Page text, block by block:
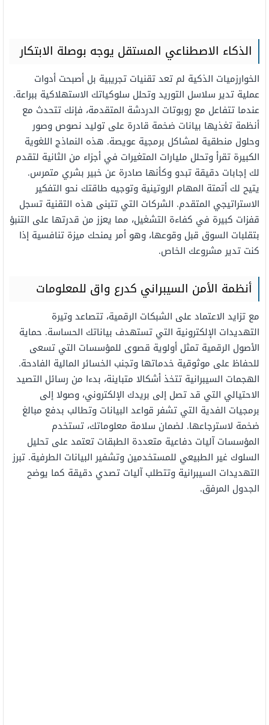
الذكاء الاصطناعي المستقل يوجه بوصلة الابتكار
الخوارزميات الذكية لم تعد تقنيات تجريبية بل أصبحت أدوات
عملية تدير سلاسل التوريد وتحلل سلوكياتك الاستهلاكية ببراعة.
عندما تتفاعل مع روبوتات الدردشة المتقدمة، فإنك تتحدث مع
أنظمة تغذيها بيانات ضخمة قادرة على توليد نصوص وصور
وحلول منطقية لمشاكل برمجية عويصة. هذه النماذج اللغوية
الكبيرة تقرأ وتحلل مليارات المتغيرات في أجزاء من الثانية لتقدم
لك إجابات دقيقة تبدو وكأنها صادرة عن خبير بشري متمرس.
يتيح لك أتمتة المهام الروتينية وتوجيه طاقتك نحو التفكير
الاستراتيجي المتقدم. الشركات التي تتبنى هذه التقنية تسجل
قفزات كبيرة في كفاءة التشغيل، مما يعزز من قدرتها على التنبؤ
بتقلبات السوق قبل وقوعها، وهو أمر يمنحك ميزة تنافسية إذا
كنت تدير مشروعك الخاص.
أنظمة الأمن السيبراني كدرع واق للمعلومات
مع تزايد الاعتماد على الشبكات الرقمية، تتصاعد وتيرة
التهديدات الإلكترونية التي تستهدف بياناتك الحساسة. حماية
الأصول الرقمية تمثل أولوية قصوى للمؤسسات التي تسعى
للحفاظ على موثوقية خدماتها وتجنب الخسائر المالية الفادحة.
الهجمات السيبرانية تتخذ أشكالا متباينة، بدءا من رسائل التصيد
الاحتيالي التي قد تصل إلى بريدك الإلكتروني، وصولا إلى
برمجيات الفدية التي تشفر قواعد البيانات وتطالب بدفع مبالغ
ضخمة لاسترجاعها. لضمان سلامة معلوماتك، تستخدم
المؤسسات آليات دفاعية متعددة الطبقات تعتمد على تحليل
السلوك غير الطبيعي للمستخدمين وتشفير البيانات الطرفية. تبرز
التهديدات السيبرانية وتتطلب آليات تصدي دقيقة كما يوضح
الجدول المرفق.